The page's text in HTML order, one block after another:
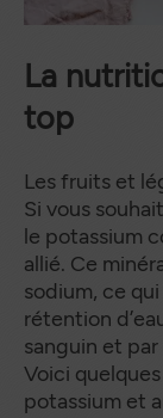
La
top
Les fruits et
Si vous
le potassium
allié. Ce
sodium, ce
rétention
sanguin et
Voici
potassium et